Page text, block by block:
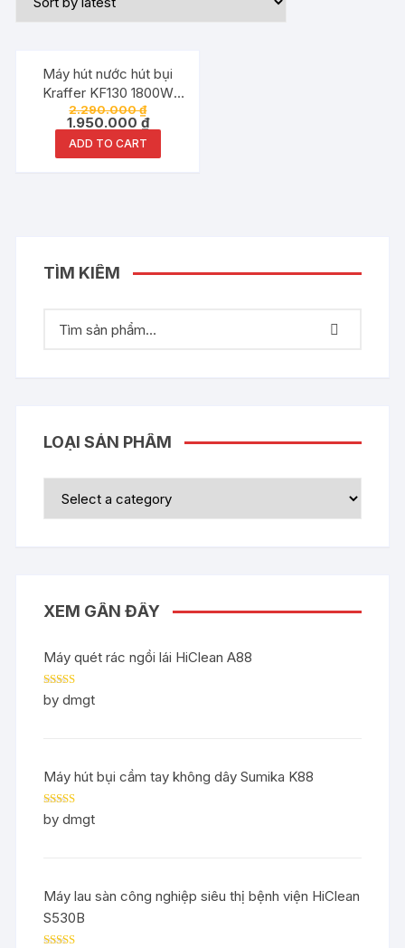
Đang ưu đãi!
Máy hút nước hút bụi
Kraffer KF130 1800W
30Lit
2.290.000₫
1.950.000₫
ADD TO CART
TÌM KIẾM
LOẠI SẢN PHẨM
XEM GẦN ĐÂY
Máy quét rác ngồi lái HiClean A88
Rated5out
of 5
by dmgt
Máy hút bụi cầm tay không dây Sumika K88
Rated5out
of 5
by dmgt
Máy lau sàn công nghiệp siêu thị bệnh viện HiClean
S530B